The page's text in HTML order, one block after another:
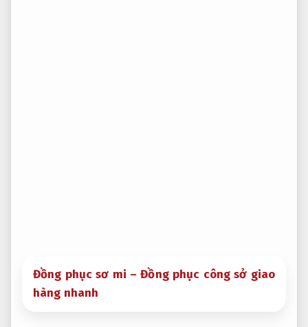
Đồng phục sơ mi – Đồng phục công sở giao
hàng nhanh